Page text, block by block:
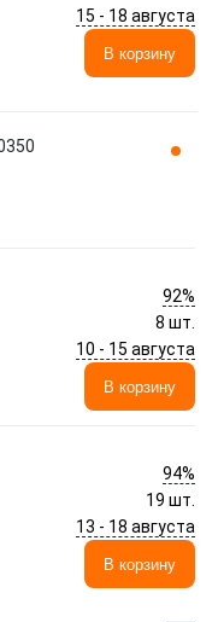
15 - 18 августа
В корзину
92%
8 шт.
10 - 15 августа
В корзину
94%
19 шт.
13 - 18 августа
В корзину